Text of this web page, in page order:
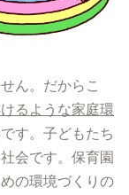
ん。だからこ
るような家庭環
す。子どもたち
会です。保育園
の環境づくりの